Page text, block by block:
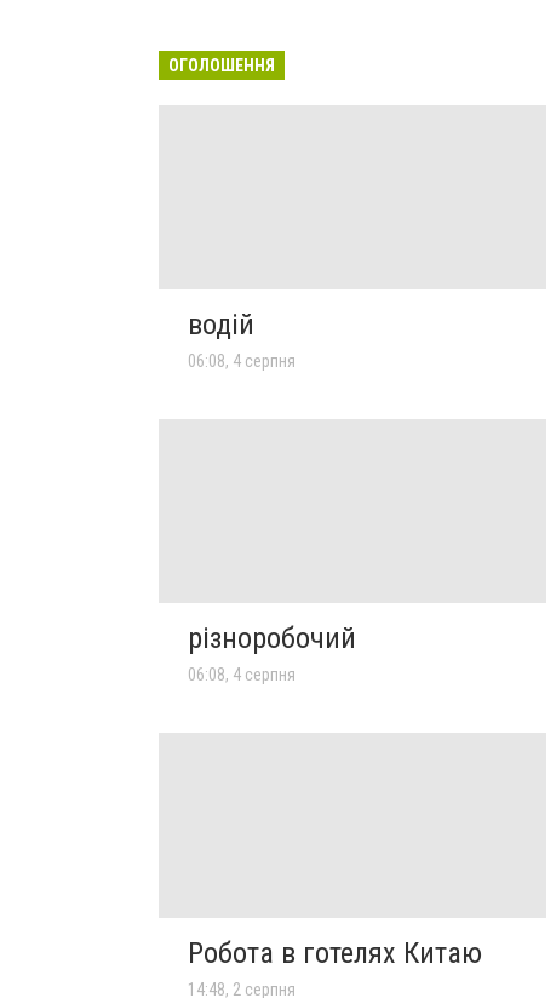
ОГОЛОШЕННЯ
водій
06:08, 4 серпня
різноробочий
06:08, 4 серпня
Робота в готелях Китаю
14:48, 2 серпня